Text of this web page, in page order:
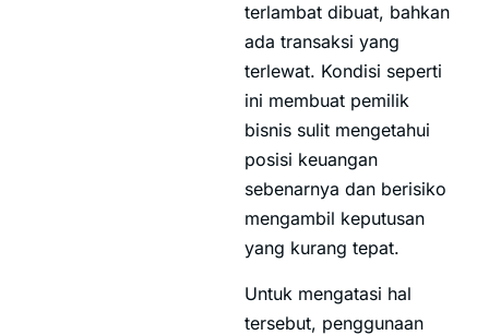
terlambat dibuat, bahkan
ada transaksi yang
terlewat. Kondisi seperti
ini membuat pemilik
bisnis sulit mengetahui
posisi keuangan
sebenarnya dan berisiko
mengambil keputusan
yang kurang tepat.
Untuk mengatasi hal
tersebut, penggunaan